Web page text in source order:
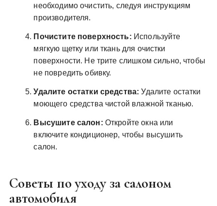
необходимо очистить, следуя инструкциям
производителя.
Почистите поверхность: Используйте
мягкую щетку или ткань для очистки
поверхности. Не трите слишком сильно, чтобы
не повредить обивку.
Удалите остатки средства: Удалите остатки
моющего средства чистой влажной тканью.
Высушите салон: Откройте окна или
включите кондиционер, чтобы высушить
салон.
Советы по уходу за салоном
автомобиля